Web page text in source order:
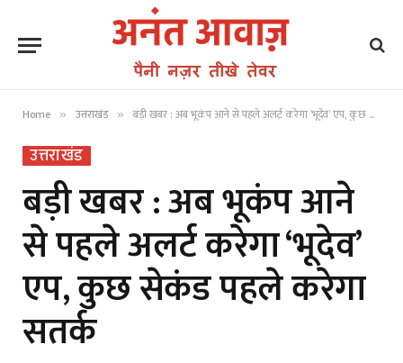
Home » उत्तराखंड » बड़ी खबर : अब भूकंप आने से पहले अलर्ट करेगा ‘भूदेव’ एप, कुछ सेकंड पहले करेगा सतर्क
उत्तराखंड
बड़ी खबर : अब भूकंप आने
से पहले अलर्ट करेगा ‘भूदेव’
एप, कुछ सेकंड पहले करेगा
सतर्क